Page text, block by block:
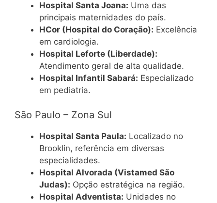
Hospital Santa Joana: Uma das
principais maternidades do país.
HCor (Hospital do Coração): Excelência
em cardiologia.
Hospital Leforte (Liberdade):
Atendimento geral de alta qualidade.
Hospital Infantil Sabará: Especializado
em pediatria.
São Paulo – Zona Sul
Hospital Santa Paula: Localizado no
Brooklin, referência em diversas
especialidades.
Hospital Alvorada (Vistamed São
Judas): Opção estratégica na região.
Hospital Adventista: Unidades no